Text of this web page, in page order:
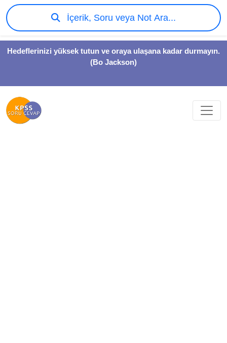
Hedeflerinizi yüksek tutun ve oraya ulaşana kadar durmayın.
(Bo Jackson)
İçerik, Soru veya Not Ara...